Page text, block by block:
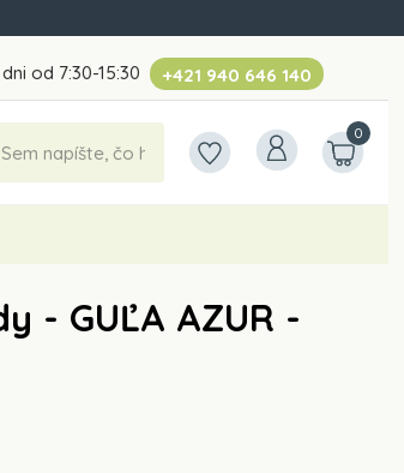
od 7:30-15:30 +421 940 646 140
0
- GUĽA AZUR -